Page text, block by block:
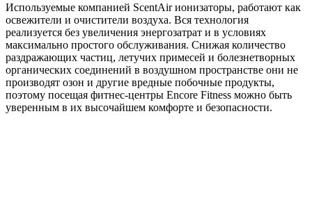
Используемые компанией ScentAir ионизаторы, работают как
освежители и очистители воздуха. Вся технология
реализуется без увеличения энергозатрат и в условиях
максимально простого обслуживания. Снижая количество
раздражающих частиц, летучих примесей и болезнетворных
органических соединений в воздушном пространстве они не
производят озон и другие вредные побочные продукты,
поэтому посещая фитнес-центры Encore Fitness можно быть
уверенным в их высочайшем комфорте и безопасности.